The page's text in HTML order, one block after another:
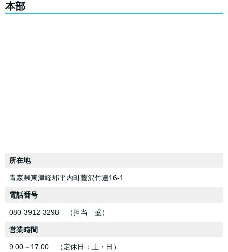
本部
所在地
青森県東津軽郡平内町藤沢竹達16-1
電話番号
080-3912-3298 （担当 盛）
営業時間
9:00～17:00 （定休日：土・日）